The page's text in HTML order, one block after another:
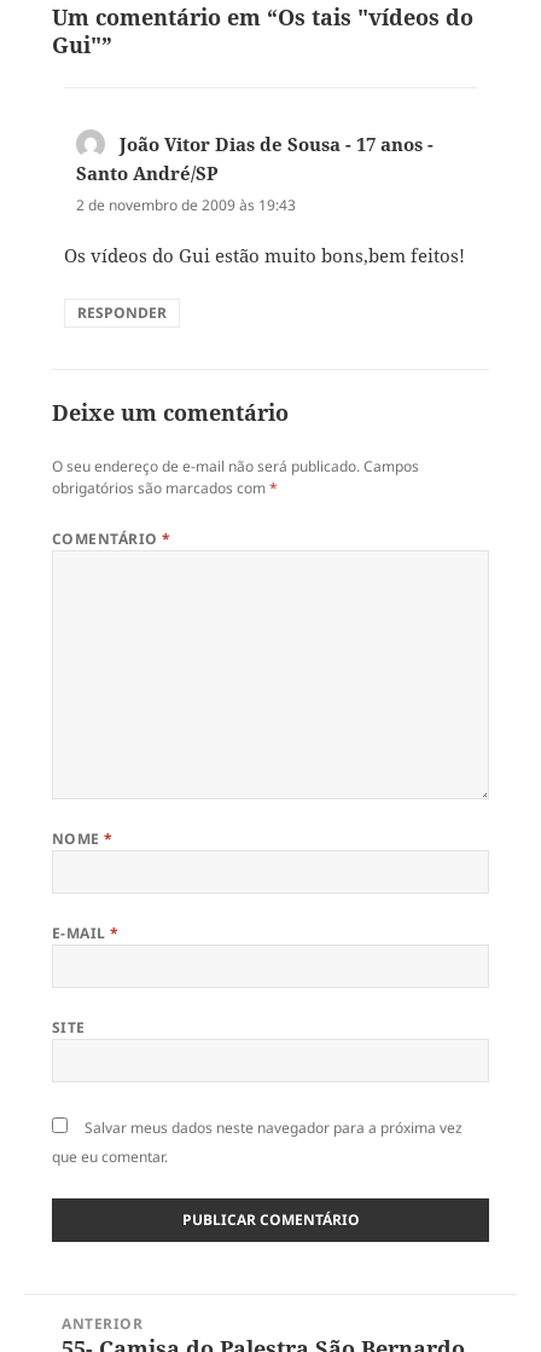
Um comentário em “Os tais "vídeos do
Gui"”
João Vitor Dias de Sousa - 17 anos -
Santo André/SP
2 de novembro de 2009 às 19:43
Os vídeos do Gui estão muito bons,bem feitos!
RESPONDER
Deixe um comentário
O seu endereço de e-mail não será publicado.Campos
obrigatórios são marcados com*
COMENTÁRIO*
NOME*
E-MAIL*
SITE
Salvar meus dados neste navegador para a próxima vez
que eu comentar.
ANTERIOR